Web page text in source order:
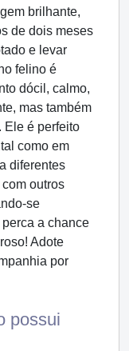
brilhante,
de dois meses
e levar
felino é
dócil, calmo,
mas também
Ele é perfeito
como em
diferentes
outros
se
a chance
Adote
por
possui